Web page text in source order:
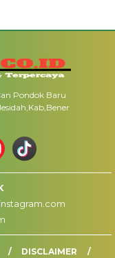
Pondok Baru
instagram.com
DISCLAIMER